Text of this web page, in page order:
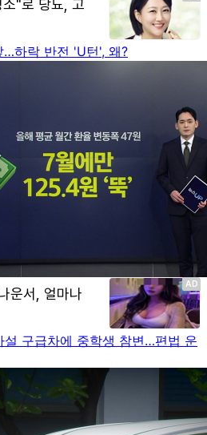
…하락 반전 'U턴', 왜?
구급차에 중학생 참변…편법 운